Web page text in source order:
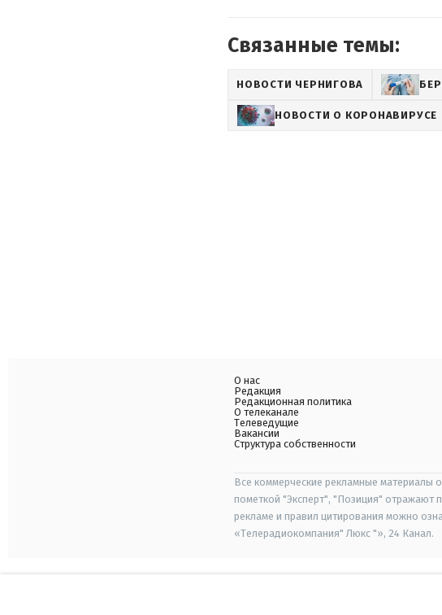
Связанные темы:
НОВОСТИ ЧЕРНИГОВА
НОВОСТИ О КОРОНАВИРУСЕ
О нас
Редакция
Редакционная политика
О телеканале
Телеведущие
Вакансии
Структура собственности
Все коммерческие рекламные материалы
пометкой "Эксперт", "Позиция" отражают
рекламе и правил цитирования можно
«Телерадиокомпания" Люкс "», 24 Канал.